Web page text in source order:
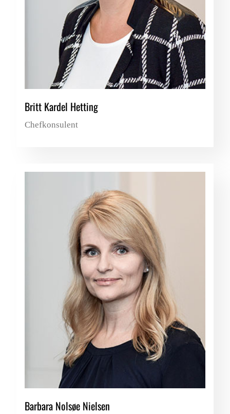
Britt Kardel Hetting
Chefkonsulent
Barbara Nolsøe Nielsen